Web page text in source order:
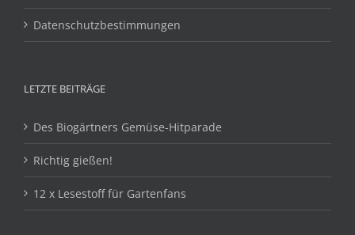
Datenschutzbestimmungen
LETZTE BEITRÄGE
Des Biogärtners Gemüse-Hitparade
Richtig gießen!
12 x Lesestoff für Gartenfans